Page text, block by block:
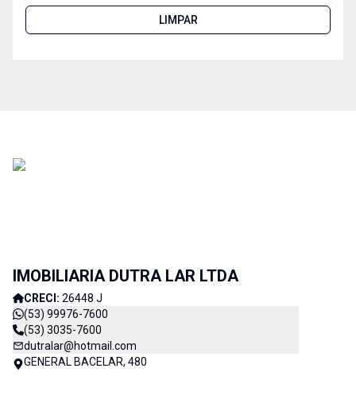
LIMPAR
IMOBILIARIA DUTRA LAR LTDA
CRECI: 26448 J
(53) 99976-7600
(53) 3035-7600
dutralar@hotmail.com
GENERAL BACELAR, 480